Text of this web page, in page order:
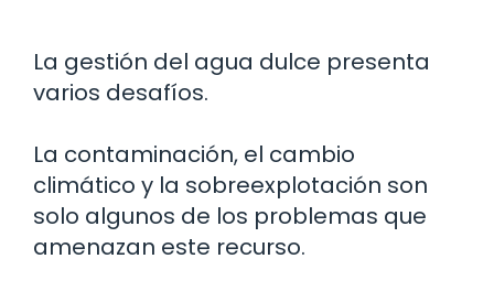
La gestión del agua dulce presenta
varios desafíos.
La contaminación, el cambio
climático y la sobreexplotación son
solo algunos de los problemas que
amenazan este recurso.